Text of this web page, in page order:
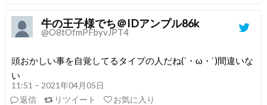
牛の王子様でち＠IDアンプル86k
@O8tOfmPFbyvJPT4
頭おかしい事を自覚してるタイプの人だね(´・ω・`)間違いな
い
11:51 – 2021年04月05日
返信
リツイート お気に入り